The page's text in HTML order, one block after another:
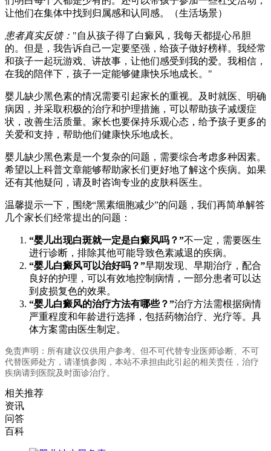
让他们在集体中找到归属感和认同感。（生活场景）
患者真实反馈： "自从孩子得了白癜风，我每天都提心吊胆
的。但是，我告诉自己一定要坚强，给孩子做好榜样。我经常
和孩子一起玩游戏、讲故事，让他们感受到我的爱。我相信，
在我的陪伴下，孩子一定能够健康快乐地成长。"
婴儿缺少黑色素的情况需要引起家长的重视。及时就医、明确
病因，并采取积极的治疗和护理措施，可以帮助孩子减缓症
状，改善生活质量。家长也要保持乐观心态，给予孩子更多的
关爱和支持，帮助他们健康快乐地成长。
婴儿缺少黑色素是一个复杂的问题，需要综合考虑多种因素。
希望以上科普文章能够帮助家长们更好地了解这个疾病。如果
还有其他疑问，请及时咨询专业的皮肤科医生。
温馨提示一下，围绕“黑素细胞减少”的问题，我们再简单解答
几个家长们经常提出的问题：
“婴儿出现白斑就一定是白癜风吗？”不一定，需要医生
进行诊断，排除其他可能导致色素减退的疾病。
“婴儿白癜风可以治好吗？”早期发现、早期治疗，配合
良好的护理，可以有效地控制病情，一部分患者可以达
到皮损复色的效果。
“婴儿白癜风的治疗方法有哪些？”治疗方法需根据病情
严重程度和年龄进行选择，包括药物治疗、光疗等。具
体方案需由医生制定。
免责声明：所有建议仅供用户参考。但不可代替专业医师诊断、不可
代替医师处方，请谨慎参阅，本站不承担由此引起的相关责任，治疗
疾病请到医院及时面诊治疗。
相关推荐
资讯
问答
百科